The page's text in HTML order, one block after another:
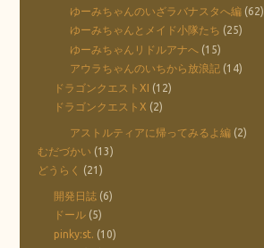
ゆーみちゃんのいざラバナスタへ編(62)
ゆーみちゃんとメイド小隊たち (25)
ゆーみちゃんリドルアナへ(15)
アウラちゃんのいちから放浪記(14)
ドラゴンクエストXI (12)
ドラゴンクエストX (2)
アストルティアに帰ってみるよ編(2)
むだづかい (13)
どうらく
(21)
開発日誌(6)
ドール(5)
pinky:st. (10)